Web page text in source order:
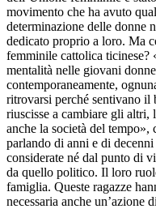
movimento che ha avuto
determinazione delle donne
dedicato proprio a loro. Ma
femminile cattolica ticinese?
mentalità nelle giovani
contemporaneamente,
ritrovarsi perché sentivano il
riuscisse a cambiare gli altri,
anche la società del
parlando di anni e di
considerate né dal punto di
da quello politico. Il loro
famiglia. Queste ragazze
necessaria anche un’azione